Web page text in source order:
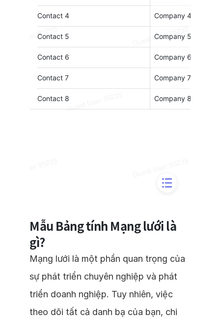
Mẫu Bảng tính Mạng lưới là
gì?
Mạng lưới là một phần quan trọng của
sự phát triển chuyên nghiệp và phát
triển doanh nghiệp. Tuy nhiên, việc
theo dõi tất cả danh bạ của bạn, chi